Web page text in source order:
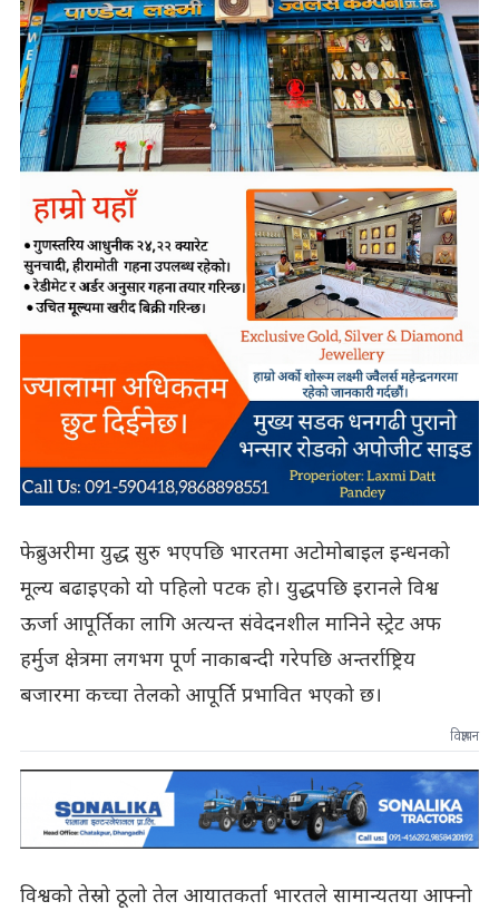
फेब्रुअरीमा युद्ध सुरु भएपछि भारतमा अटोमोबाइल इन्धनको
मूल्य बढाइएको यो पहिलो पटक हो। युद्धपछि इरानले विश्व
ऊर्जा आपूर्तिका लागि अत्यन्त संवेदनशील मानिने स्ट्रेट अफ
हर्मुज क्षेत्रमा लगभग पूर्ण नाकाबन्दी गरेपछि अन्तर्राष्ट्रिय
बजारमा कच्चा तेलको आपूर्ति प्रभावित भएको छ।
विज्ञापन
विश्वको तेस्रो ठूलो तेल आयातकर्ता भारतले सामान्यतया आफ्नो